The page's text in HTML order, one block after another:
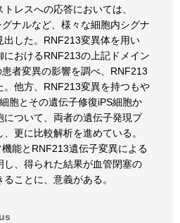
レスへの応答においては、
ナルなど、様々な細胞内シグナ
出した。RNF213変異体を用い
におけるRNF213の上記ドメイン
者変異の影響を調べ、RNF213
他方、RNF213変異を持つもや
胞とその遺伝子修復iPS細胞か
について、両者の遺伝子発現プ
更に比較解析を進めている。
能とRNF213遺伝子変異による
し、得られた結果が血管閉塞の
ことに、意義がある。